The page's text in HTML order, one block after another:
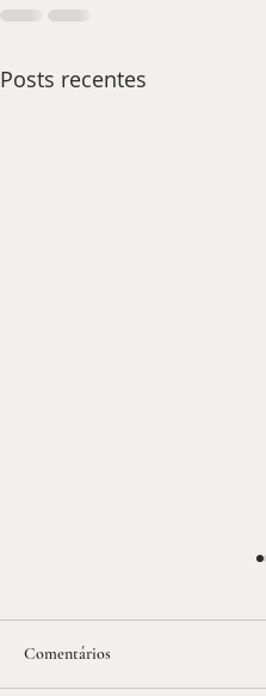
Posts recentes
Comentários